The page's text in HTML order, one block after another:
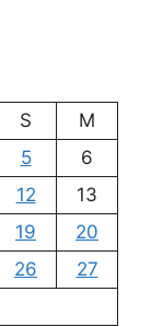
S
M
5
6
12
13
19
20
26
27